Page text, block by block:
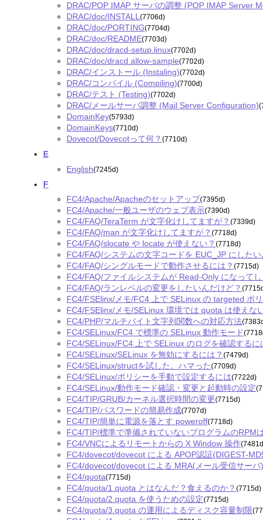
DRAC/POP IMAP サーバの調整 (POP IMAP Server
DRAC/doc/INSTALL(7706d)
DRAC/doc/PORTING(7704d)
DRAC/doc/README(7703d)
DRAC/doc/dracd-setup.linux(7702d)
DRAC/doc/dracd.allow-sample(7702d)
DRAC/インストール (Instaling)(7702d)
DRAC/コンパイル (Compiling)(7700d)
DRAC/テスト (Testing)(7702d)
DRAC/メールサーバ調整 (Mail Server Configuration)
DomainKey(5793d)
DomainKeys(7710d)
Dovecot/Dovecotって何？(7710d)
E
English(7245d)
F
FC4/Apache/Apacheのセットアップ(7395d)
FC4/Apache/一般ユーザのウェブ表示(7390d)
FC4/FAQ/TeraTerm が文字化けしてますが？(7339d)
FC4/FAQ/man が文字化けしてますが？(7718d)
FC4/FAQ/slocate や locate が使えない？(7718d)
FC4/FAQ/システムの文字コードを EUC_JP にした
FC4/FAQ/シングルモードで動作させるには？(7715d)
FC4/FAQ/ファイルシステムが Read-Only になって
FC4/FAQ/ランレベルの変更をしたいんだけど？
FC4/FSElinx/メモ/FC4 上で SELinux の targeted ポ
FC4/FSElinx/メモ/SELinux 環境では quota は使えな
FC4/PHP/マルチバイト文字列関数への対応方法
FC4/SELinux/FC4 で標準の SELinux 動作モード
FC4/SELinux/FC4 上で SELinux のログを確認するに
FC4/SELinux/SELinux を無効にするには？(7479d)
FC4/SELinux/structを試した。ハマった(7709d)
FC4/SELinux/ポリシーを手動で設定するには(7722d)
FC4/SELinux/動作モード確認・変更と起動時の設定
FC4/TIP/GRUB/カーネル選択時間の変更(7715d)
FC4/TIP/パスワードの簡易作成(7707d)
FC4/TIP/簡単に電源を落とす poweroff(7718d)
FC4/TIP/標準で準備されていないプログラムのRPM
FC4/VNCによるリモートからの X Window 操作
FC4/dovecot/dovecot による APOP認証(DIGEST-
FC4/dovecot/dovecot による MRA(メール受信サー
FC4/quota(7715d)
FC4/quota/1.quota とはなんだ？食えるのか？(7715d)
FC4/quota/2.quota を使うための設定(7715d)
FC4/quota/3.quota の運用によるディスク容量制限